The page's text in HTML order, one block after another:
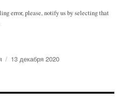
error, please, notify us by selecting that
Опубликовано
13 декабря 2020